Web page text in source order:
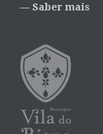
— Saber mais